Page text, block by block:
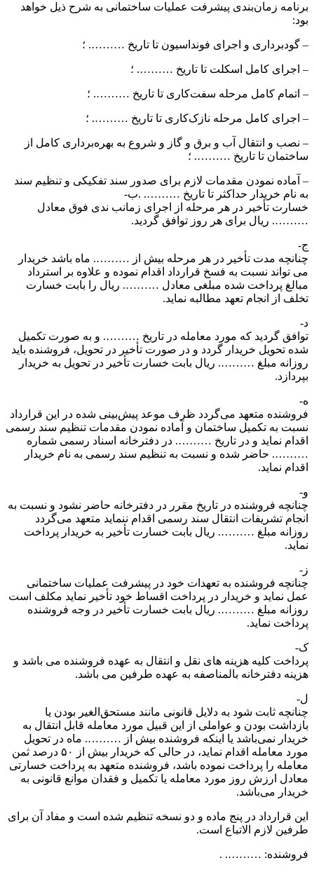
برنامه زمان‌بندی پیشرفت عملیات ساختمانی به شرح ذیل خواهد
بود:
– گود‌برداری و اجرای فونداسیون تا تاریخ ………. ؛
– اجرای کامل اسکلت تا تاریخ ………. ؛
– اتمام کامل مرحله سفت‌کاری تا تاریخ ………. ؛
– اجرای کامل مرحله نازک‌کاری تا تاریخ ………. ؛
– نصب و انتقال آب و برق و گاز و شروع به بهره‌برداری کامل از
ساختمان تا تاریخ ………. ؛
– آماده نمودن مقدمات لازم برای صدور سند تفکیکی و تنظیم سند
به نام خریدار حداکثر تا تاریخ ………. .ب-
خسارت تأخیر در هر مرحله از اجرای زمانب ندی فوق معادل
………. ریال برای هر روز توافق گردید.
ج-
چنانچه مدت تأخیر در هر مرحله بیش از ………. ماه باشد خریدار
می تواند نسبت به فسخ قرارداد اقدام نموده و علاوه بر استرداد
مبالغ پرداخت شده مبلغی معادل ………. ریال را بابت خسارت
تخلف از انجام تعهد مطالبه نماید.
د-
توافق گردید که مورد معامله در تاریخ ………. و به صورت تکمیل
شده تحویل خریدار گردد و در صورت تأخیر در تحویل، فروشنده باید
روزانه مبلغ ………. ریال بابت خسارت تأخیر در تحویل به خریدار
بپردازد.
ه-
فروشنده متعهد می‌گردد ظرف موعد پیش‌بینی شده در این قرارداد
نسبت به تکمیل ساختمان و آماده نمودن مقدمات تنظیم سند رسمی
اقدام نماید و در تاریخ ………. در دفترخانه اسناد رسمی شماره
………. حاضر شده و نسبت به تنظیم سند رسمی به نام خریدار
اقدام نماید.
و-
چنانچه فروشنده در تاریخ مقرر در دفترخانه حاضر نشود و نسبت به
انجام تشریفات انتقال سند رسمی اقدام ننماید متعهد می‌گردد
روزانه مبلغ ………. ریال بابت خسارت تأخیر به خریدار پرداخت
نماید.
ز-
چنانچه فروشنده به تعهدات خود در پیشرفت عملیات ساختمانی
عمل نماید و خریدار در پرداخت اقساط خود تأخیر نماید مکلف است
روزانه مبلغ ………. ریال بابت خسارت تأخیر در وجه فروشنده
پرداخت نماید.
ک-
پرداخت کلیه هزینه های نقل و انتقال به عهده فروشنده می باشد و
هزینه دفترخانه بالمناصفه به عهده طرفین می باشد.
ل-
چنانچه ثابت شود به دلایل قانونی مانند مستحق‌الغیر بودن یا
بازداشت بودن و عواملی از این قبیل مورد معامله قابل انتقال به
خریدار نمی‌باشد یا اینکه فروشنده بیش از ………. ماه در تحویل
مورد معامله اقدام نماید، در حالی که خریدار بیش از ۵۰ درصد ثمن
معامله را پرداخت نموده باشد، فروشنده متعهد به پرداخت خسارتی
معادل ارزش روز مورد معامله یا تکمیل و فقدان موانع قانونی به
خریدار می‌باشد.
این قرارداد در پنج ماده و دو نسخه تنظیم شده است و مفاد آن برای
طرفین لازم الاتباع است.
فروشنده: ………. .